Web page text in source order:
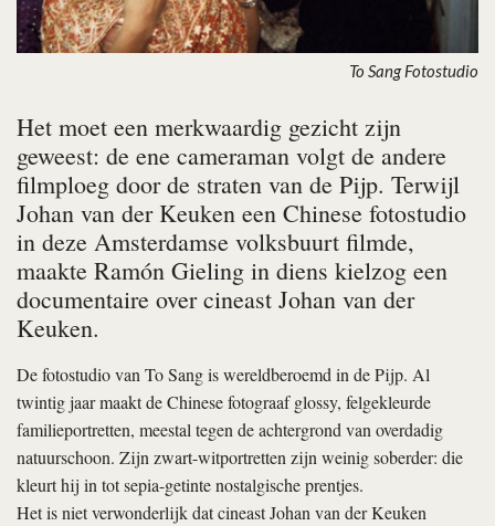
To Sang Fotostudio
Het moet een merkwaardig gezicht zijn
geweest: de ene cameraman volgt de andere
filmploeg door de straten van de Pijp. Terwijl
Johan van der Keuken een Chinese fotostudio
in deze Amsterdamse volksbuurt filmde,
maakte Ramón Gieling in diens kielzog een
documentaire over cineast Johan van der
Keuken.
De fotostudio van To Sang is wereldberoemd in de Pijp. Al
twintig jaar maakt de Chinese fotograaf glossy, felgekleurde
familieportretten, meestal tegen de achtergrond van overdadig
natuurschoon. Zijn zwart-witportretten zijn weinig soberder: die
kleurt hij in tot sepia-getinte nostalgische prentjes.
Het is niet verwonderlijk dat cineast Johan van der Keuken